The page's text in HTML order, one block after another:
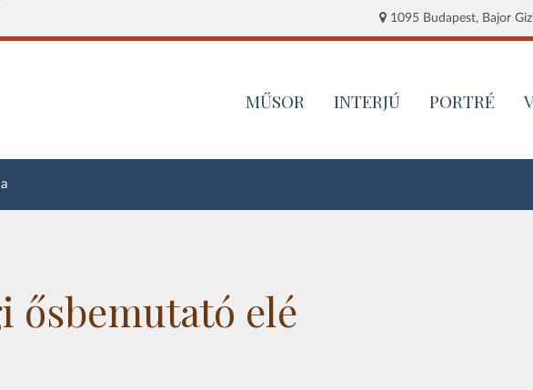
1095 Budapest, Bajor
MŰSOR INTERJÚ PORTRÉ
ősbemutató elé